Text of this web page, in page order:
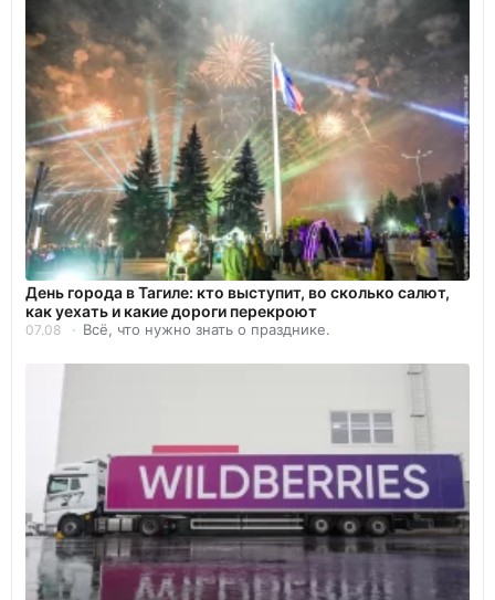
День города в Тагиле: кто выступит, во сколько салют,
как уехать и какие дороги перекроют
07.08 Всё, что нужно знать о празднике.